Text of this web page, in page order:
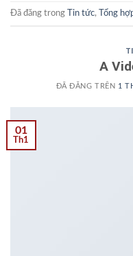
Đã đăng trong Tin tức, Tổng
A
ĐÃ ĐĂNG TRÊN 1
01
Th1